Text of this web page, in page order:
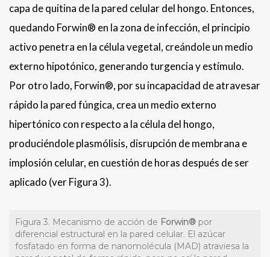
capa de quitina de la pared celular del hongo. Entonces,
quedando Forwin® en la zona de infección, el principio
activo penetra en la célula vegetal, creándole un medio
externo hipotónico, generando turgencia y estímulo.
Por otro lado, Forwin®, por su incapacidad de atravesar
rápido la pared fúngica, crea un medio externo
hipertónico con respecto a la célula del hongo,
produciéndole plasmólisis, disrupción de membrana e
implosión celular, en cuestión de horas después de ser
aplicado (ver Figura 3).
Figura 3. Mecanismo de acción de Forwin® por
diferencial estructural en la pared celular. El azúcar
fosfatado en forma de nanomolécula (MAD) atraviesa la